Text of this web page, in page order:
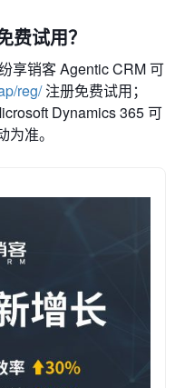
费试用？
享销客 Agentic CRM 可
reg/注册免费试用；
Dynamics 365 可
准。